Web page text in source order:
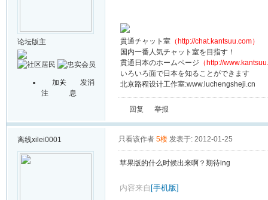
论坛版主
加关
注
发消
息
貫通チャット室 （http://chat.kantsuu.com）
国内一番人気チャット室を目指す！
貫通日本のホームページ （http://
いろいろ面で日本を知ることができます
北京路程设计工作室:www.luchengsheji.cn
回复 举报
离线xilei0001 只看该作者 5楼 发表于: 2012-01-25
苹果版的什么时候出来啊？期待ing
内容来自 [手机版]